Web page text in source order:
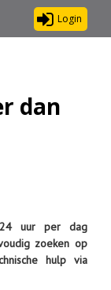
Login
dan
24 uur per dag
zoeken op
hulp via